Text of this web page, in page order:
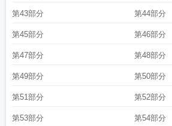
第43部分 第44部分
第45部分 第46部分
第47部分 第48部分
第49部分 第50部分
第51部分 第52部分
第53部分 第54部分